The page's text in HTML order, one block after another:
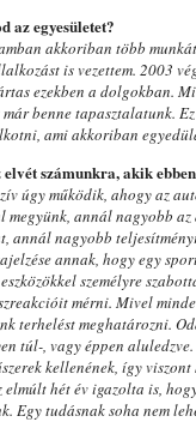
az egyesületet?
akkoriban több
is vezettem. 2003
ezekben a dolgokban.
benne tapasztalatunk.
ami akkoriban
számunkra, akik
úgy működik, ahogy az
annál nagyobb az
annál nagyobb
annak, hogy egy
személyre
mérni. Mivel
terhelést meghatározni.
túl-, vagy éppen
kellenének, így
hét év igazolta is,
Egy tudásnak soha nem